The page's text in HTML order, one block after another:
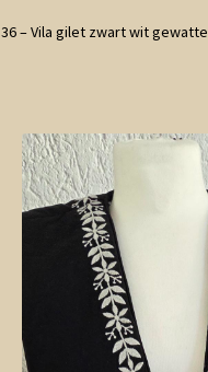
36 – Vila gilet zwart wit